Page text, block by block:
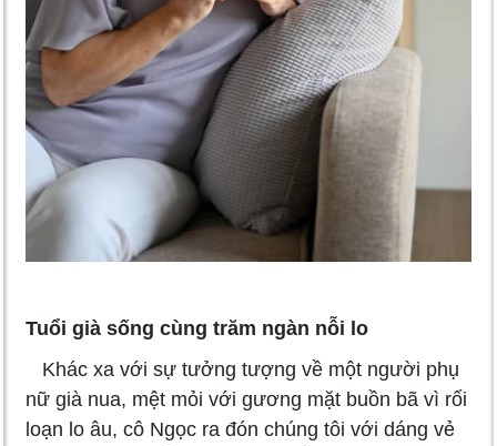
Tuổi già sống cùng trăm ngàn nỗi lo
Khác xa với sự tưởng tượng về một người phụ
nữ già nua, mệt mỏi với gương mặt buồn bã vì rối
loạn lo âu, cô Ngọc ra đón chúng tôi với dáng vẻ